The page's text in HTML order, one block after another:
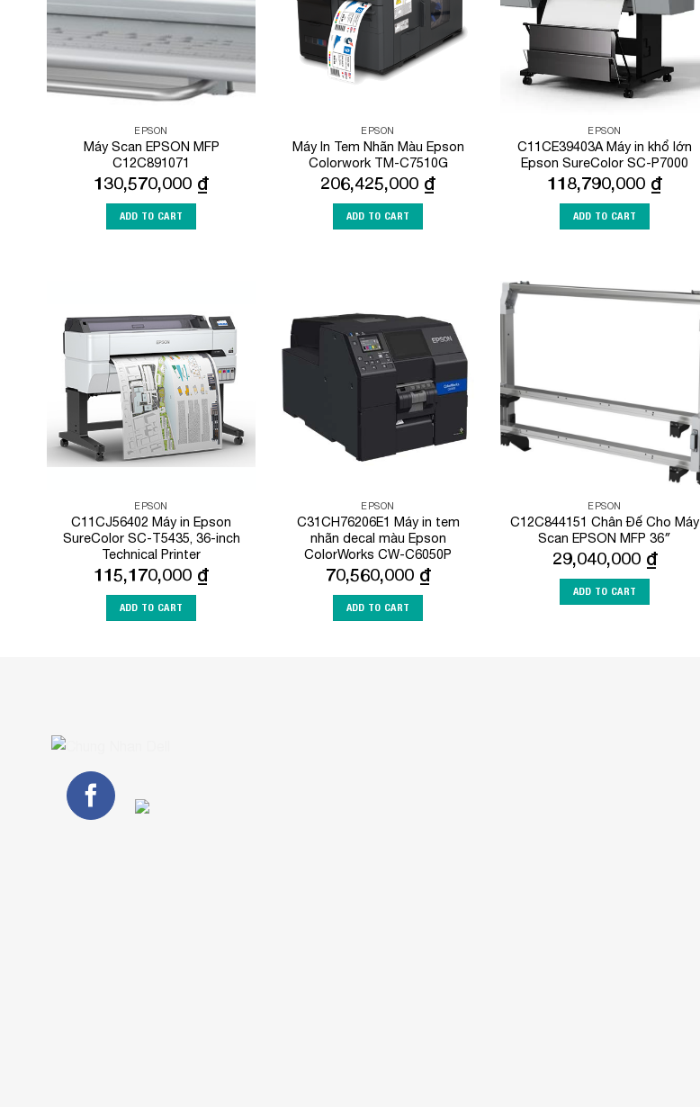
EPSON
Máy Scan EPSON MFP
C12C891071
130,570,000 ₫
ADD TO CART
EPSON
Máy In Tem Nhãn Màu Epson
Colorwork TM-C7510G
206,425,000 ₫
ADD TO CART
EPSON
C11CE39403A Máy in khổ lớn
Epson SureColor SC-P7000
118,790,000 ₫
ADD TO CART
Add to
EPSON
C11CJ56402 Máy in Epson
SureColor SC-T5435, 36-inch
Technical Printer
115,170,000 ₫
ADD TO CART
Add to
Wishlist
EPSON
C31CH76206E1 Máy in tem
nhãn decal màu Epson
ColorWorks CW-C6050P
70,560,000 ₫
ADD TO CART
EPSON
C12C844151 Chân Đế Cho Máy
Scan EPSON MFP 36″
29,040,000 ₫
ADD TO CART